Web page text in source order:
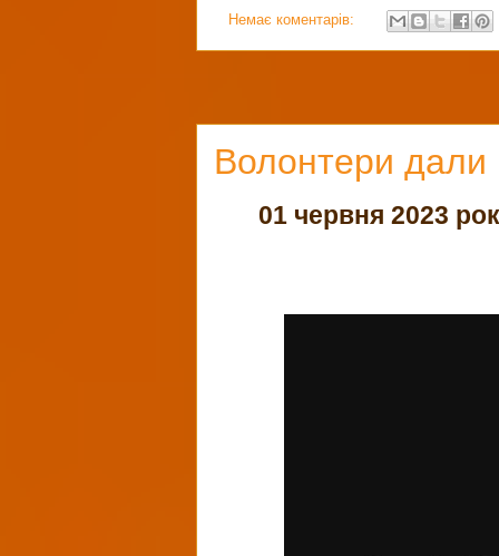
Немає коментарів:
Волонтери дали
01 червня 2023